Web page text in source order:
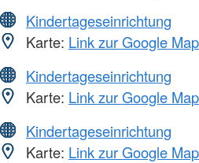
Kindertageseinrichtung
Karte: Link zur Google
Kindertageseinrichtung
Karte: Link zur Google
Kindertageseinrichtung
Karte: Link zur Google